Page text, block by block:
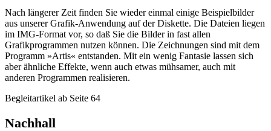
Nach längerer Zeit finden Sie wieder einmal einige Beispielbilder
aus unserer Grafik-Anwendung auf der Diskette. Die Dateien liegen
im IMG-Format vor, so daß Sie die Bilder in fast allen
Grafikprogrammen nutzen können. Die Zeichnungen sind mit dem
Programm »Artis« entstanden. Mit ein wenig Fantasie lassen sich
aber ähnliche Effekte, wenn auch etwas mühsamer, auch mit
anderen Programmen realisieren.
Begleitartikel ab Seite 64
Nachhall